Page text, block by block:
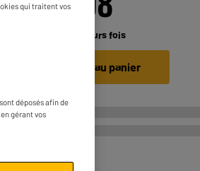
plusieurs fois
Ajouter au panier
qui traitent vos
déposés afin de
gérant vos